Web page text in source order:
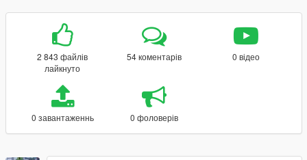
2 843 файлів
лайкнуто
54 коментарів 0 відео
0 завантаженнь 0 фоловерів